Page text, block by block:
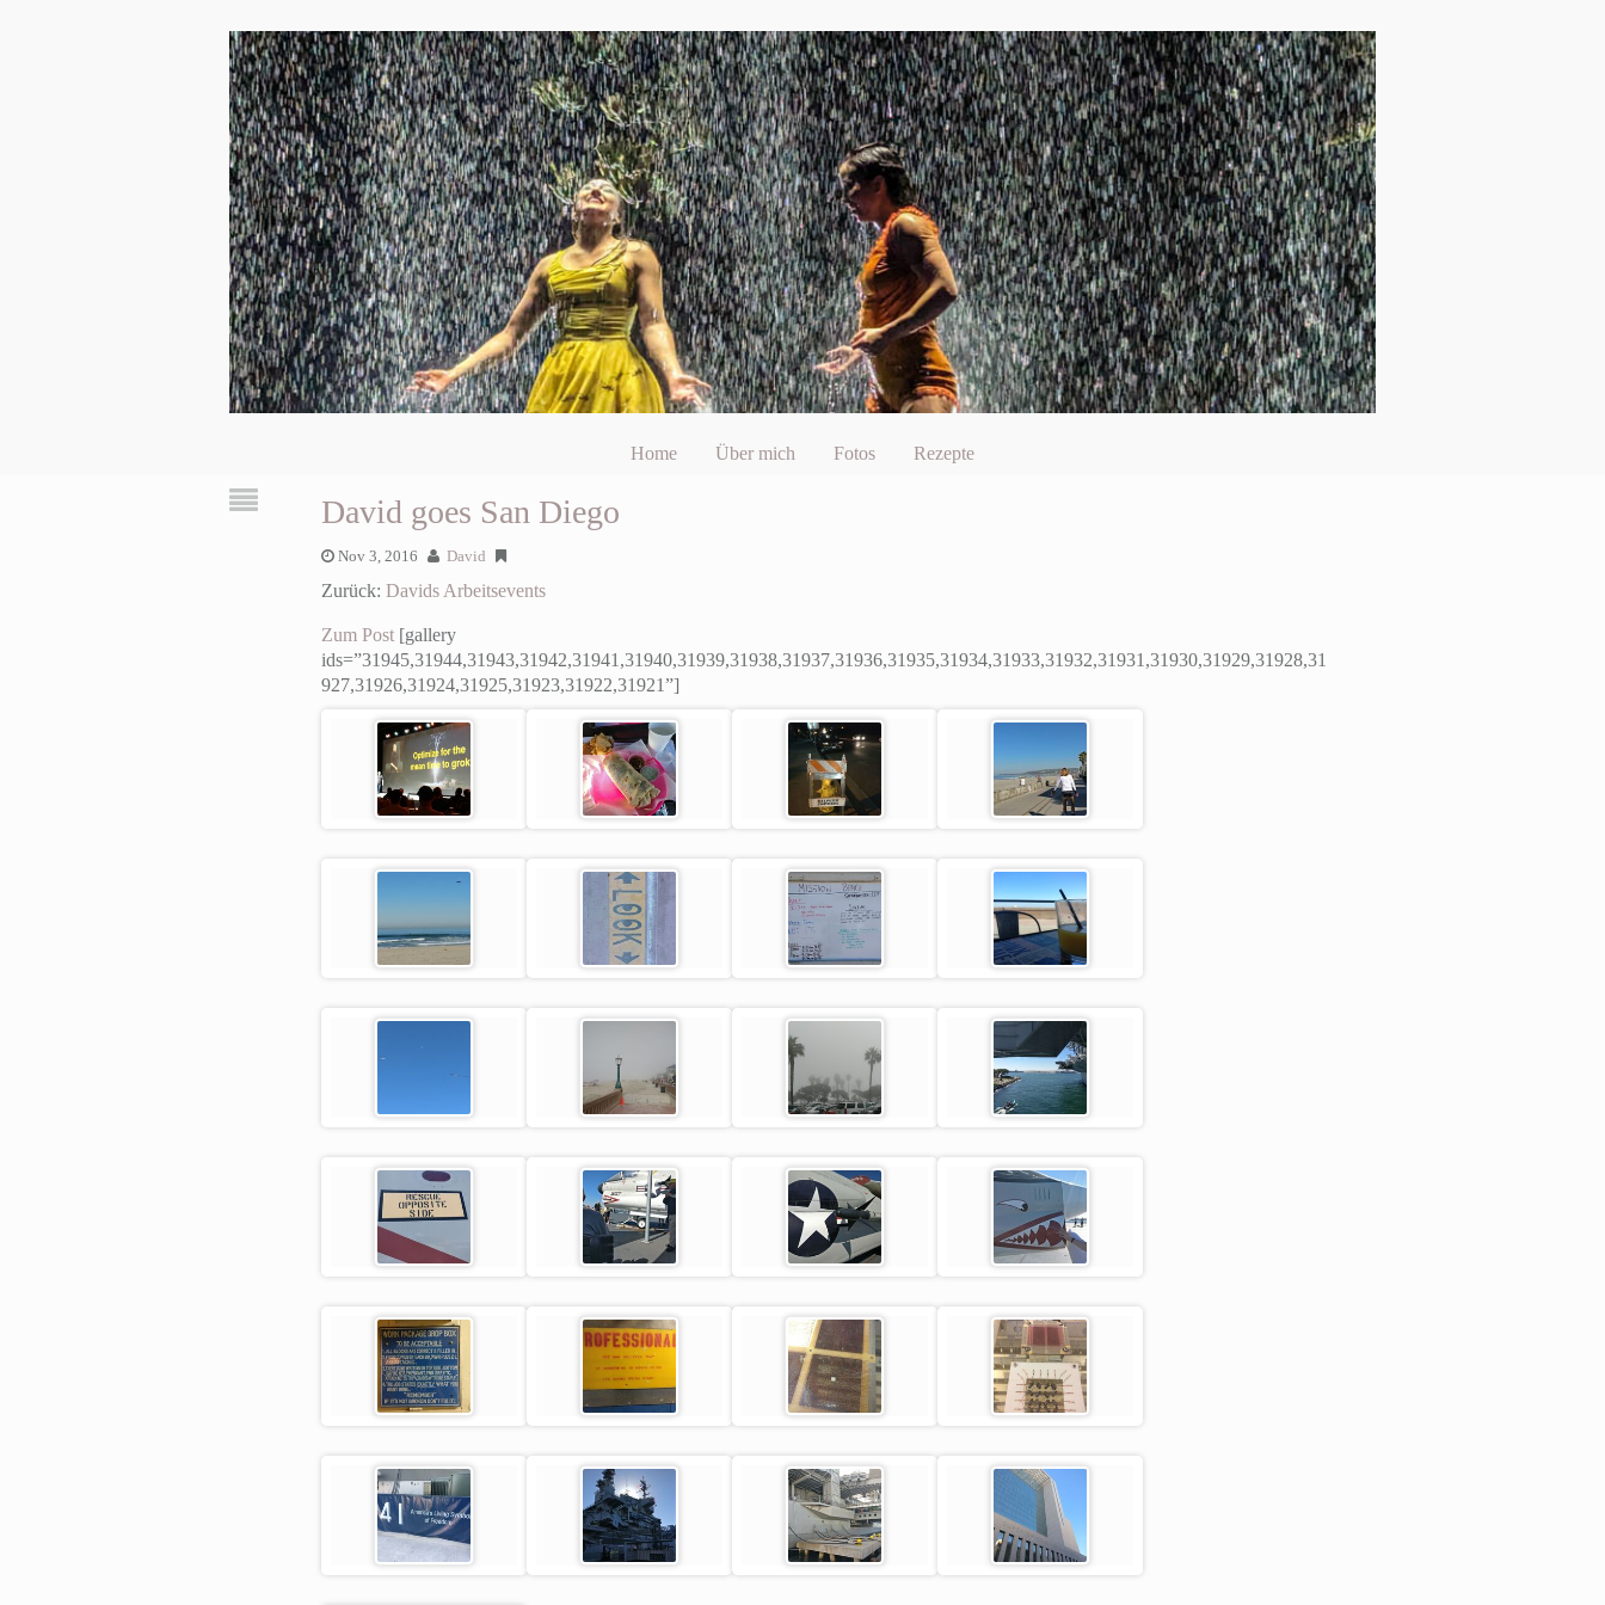
Home Über mich Fotos Rezepte
David goes San Diego
Nov 3, 2016 David
Zurück: Davids Arbeitsevents
Zum Post[gallery
ids=”31945,31944,31943,31942,31941,31940,31939,31938,31937,31936,31935,31934,31933,31932,31931,31930,31929,31928,31
927,31926,31924,31925,31923,31922,31921”]